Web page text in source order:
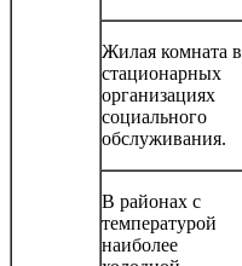
Жилая комната в
стационарных
организациях
социального
обслуживания.
В районах с
температурой
наиболее